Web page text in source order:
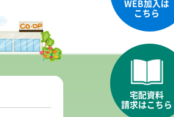
WEB加入は
こちら
宅配資料
請求はこちら